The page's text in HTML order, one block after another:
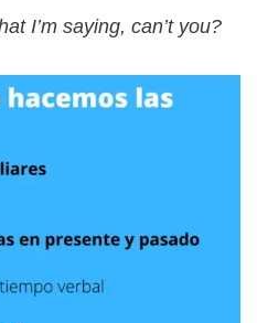
I’m saying, can’t you?